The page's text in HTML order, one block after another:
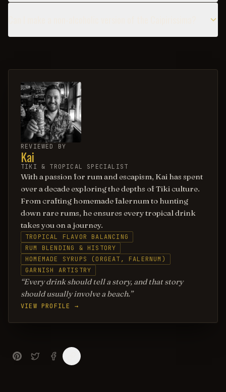
REVIEWED BY
Kai
TIKI & TROPICAL SPECIALIST
With a passion for rum and escapism, Kai has spent
over a decade exploring the depths of Tiki culture.
From crafting homemade falernum to hunting
down rare rums, he ensures every tropical drink
takes you on a journey.
TROPICAL FLAVOR BALANCING
RUM BLENDING & HISTORY
HOMEMADE SYRUPS (ORGEAT, FALERNUM)
GARNISH ARTISTRY
Every drink should tell a story, and that story
should usually involve a beach.
VIEW PROFILE →